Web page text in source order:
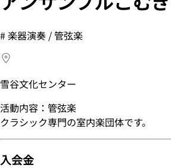
#楽器演奏 / 管弦楽
雪谷文化センター
活動内容：管弦楽
クラシック専門の室内楽団体です。
入会金